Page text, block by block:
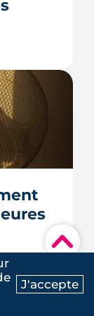
nous
▾
cinq
la
un
À
J'accepte